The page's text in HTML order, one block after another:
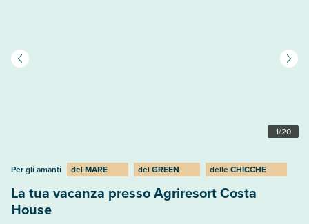
1/20
Per gli amanti del MARE del GREEN delleCHICCHE
La tua vacanza presso Agriresort Costa
House